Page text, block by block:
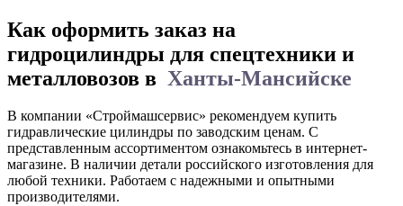
Как оформить заказ на
гидроцилиндры для спецтехники и
металловозов в Ханты-Мансийске
В компании «Строймашсервис» рекомендуем купить
гидравлические цилиндры по заводским ценам. С
представленным ассортиментом ознакомьтесь в интернет-
магазине. В наличии детали российского изготовления для
любой техники. Работаем с надежными и опытными
производителями.